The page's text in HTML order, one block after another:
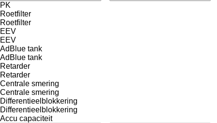
PK
Roetfilter
Roetfilter
EEV
EEV
AdBlue tank
AdBlue tank
Retarder
Retarder
Centrale smering
Centrale smering
Differentieelblokkering
Differentieelblokkering
Accu capaciteit